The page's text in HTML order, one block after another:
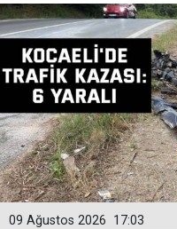
17:03
09 Ağustos 2026